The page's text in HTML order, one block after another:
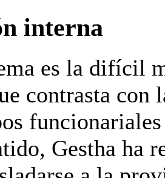
interna
es la difícil
contrasta
Gestha ha